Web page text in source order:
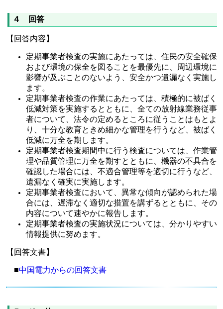
４ 回答
【回答内容】
定期事業者検査の実施にあたっては、住民の安全確保
および環境の保全を図ることを最優先に、周辺環境に
影響が及ぶことのないよう、安全かつ遺漏なく実施し
ます。
定期事業者検査の作業にあたっては、積極的に被ばく
低減対策を実施するとともに、全ての放射線業務従事
者について、法令の定めるところに従うことはもとよ
り、十分な教育ときめ細かな管理を行うなど、被ばく
低減に万全を期します。
定期事業者検査期間中に行う検査については、作業管
理や品質管理に万全を期すとともに、機器の不具合を
確認した場合には、不適合管理等を適切に行うなど、
遺漏なく確実に実施します。
定期事業者検査において、異常な傾向が認められた場
合には、遅滞なく適切な措置を講ずるとともに、その
内容について速やかに報告します。
定期事業者検査の実施状況については、分かりやすい
情報提供に努めます。
【回答文書】
■中国電力からの回答文書